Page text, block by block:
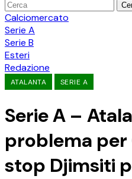
Calciomercato
Serie A
Serie B
Esteri
Redazione
ATALANTA SERIE A
Serie A –
problema per
stop Djimsiti